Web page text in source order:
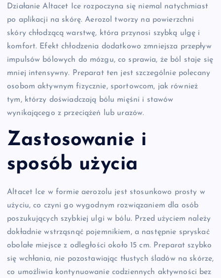
Działanie Altacet Ice rozpoczyna się niemal natychmiast
po aplikacji na skórę. Aerozol tworzy na powierzchni
skóry chłodzącą warstwę, która przynosi szybką ulgę i
komfort. Efekt chłodzenia dodatkowo zmniejsza przepływ
impulsów bólowych do mózgu, co sprawia, że ból staje się
mniej intensywny. Preparat ten jest szczególnie polecany
osobom aktywnym fizycznie, sportowcom, jak również
tym, którzy doświadczają bólu mięśni i stawów
wynikającego z przeciążeń lub urazów.
Zastosowanie i
sposób użycia
Altacet Ice w formie aerozolu jest stosunkowo prosty w
użyciu, co czyni go wygodnym rozwiązaniem dla osób
poszukujących szybkiej ulgi w bólu. Przed użyciem należy
dokładnie wstrząsnąć pojemnikiem, a następnie spryskać
obolałe miejsce z odległości około 15 cm. Preparat szybko
się wchłania, nie pozostawiając tłustych śladów na skórze,
co umożliwia kontynuowanie codziennych aktywności bez